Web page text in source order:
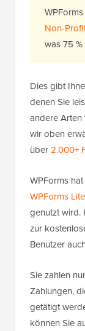
Non-
was 75
Dies gibt
denen Sie
andere Arten
wir oben
über2.000+
WPForms
WPForms Lite
genutzt wird.
zur
Benutzer
Sie zahlen
Zahlungen,
getätigt
können Sie